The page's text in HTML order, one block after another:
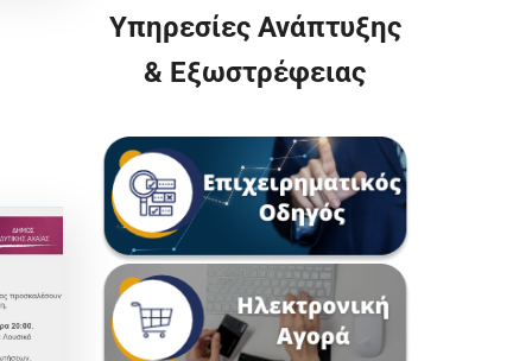
Υπηρεσίες Ανάπτυξης
& Εξωστρέφειας